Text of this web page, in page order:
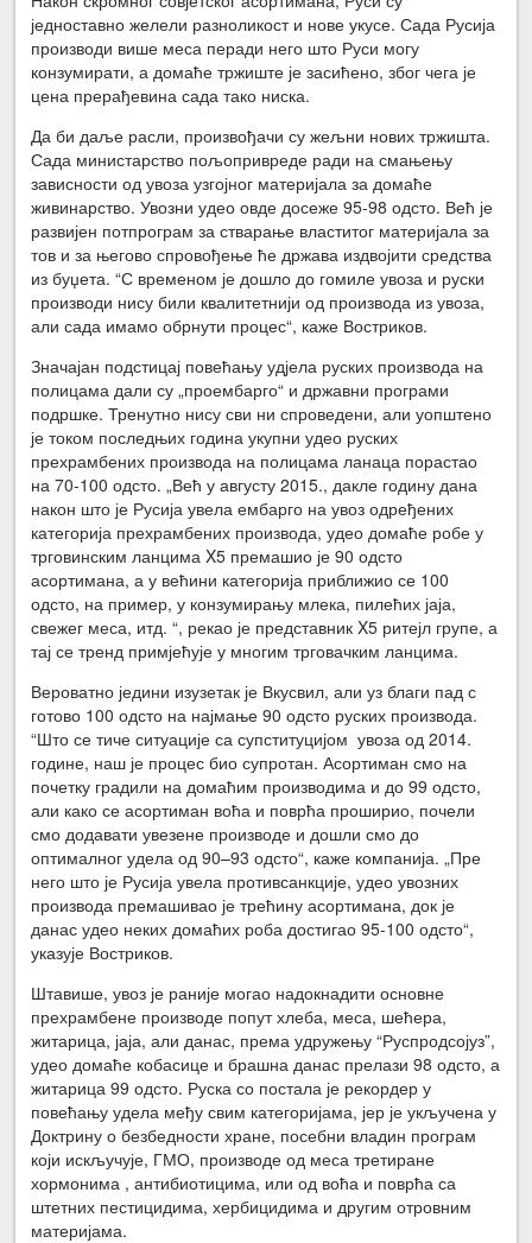
једноставно желели разноликост и нове укусе. Сада Русија
производи више меса перади него што Руси могу
конзумирати, а домаће тржиште је засићено, због чега је
цена прерађевина сада тако ниска.
Да би даље расли, произвођачи су жељни нових тржишта.
Сада министарство пољопривреде ради на смањењу
зависности од увоза узгојног материјала за домаће
живинарство. Увозни удео овде досеже 95-98 одсто. Већ је
развијен потпрограм за стварање властитог материјала за
тов и за његово спровођење ће држава издвојити средства
из буџета. “С временом је дошло до гомиле увоза и руски
производи нису били квалитетнији од производа из увоза,
али сада имамо обрнути процес“, каже Востриков.
Значајан подстицај повећању удјела руских производа на
полицама дали су „проембарго“ и државни програми
подршке. Тренутно нису сви ни спроведени, али уопштено
је током последњих година укупни удео руских
прехрамбених производа на полицама ланаца порастао
на 70-100 одсто. „Већ у августу 2015., дакле годину дана
након што је Русија увела ембарго на увоз одређених
категорија прехрамбених производа, удео домаће робе у
трговинским ланцима X5 премашио је 90 одсто
асортимана, а у већини категорија приближио се 100
одсто, на пример, у конзумирању млека, пилећих јаја,
свежег меса, итд. “, рекао је представник X5 ритејл групе, а
тај се тренд примјећује у многим трговачким ланцима.
Вероватно једини изузетак је Вкусвил, али уз благи пад с
готово 100 одсто на најмање 90 одсто руских производа.
“Што се тиче ситуације са супституцијом увоза од 2014.
године, наш је процес био супротан. Асортиман смо на
почетку градили на домаћим производима и до 99 одсто,
али како се асортиман воћа и поврћа проширио, почели
смо додавати увезене производе и дошли смо до
оптималног удела од 90–93 одсто“, каже компанија. „Пре
него што је Русија увела противсанкције, удео увозних
производа премашивао је трећину асортимана, док је
данас удео неких домаћих роба достигао 95-100 одсто“,
указује Востриков.
Штавише, увоз је раније могао надокнадити основне
прехрамбене производе попут хлеба, меса, шећера,
житарица, јаја, али данас, према удружењу “Руспродсојуз”,
удео домаће кобасице и брашна данас прелази 98 одсто, а
житарица 99 одсто. Руска со постала је рекордер у
повећању удела међу свим категоријама, јер је укључена у
Доктрину о безбедности хране, посебни владин програм
који искључује, ГМО, производе од меса третиране
хормонима , антибиотицима, или од воћа и поврћа са
штетних пестицидима, хербицидима и другим отровним
материјама.